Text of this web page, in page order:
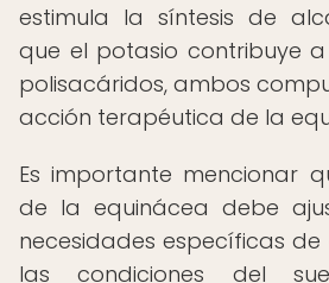
estimula la síntesis de
que el potasio contribuye
polisacáridos, ambos
acción terapéutica de la
Es importante mencionar
de la equinácea debe
necesidades específicas
las condiciones del